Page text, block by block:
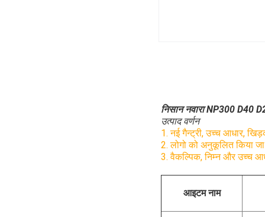
निसान नवारा NP300 D40
उत्पाद वर्णन
1. नई गैन्ट्री, उच्च आधार,
2. लोगो को अनुकूलित किया
3. वैकल्पिक, निम्न और उच्च
आइटम नाम